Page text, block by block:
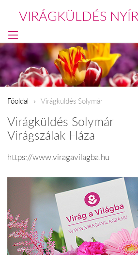
VIRÁGKÜLDÉS
Főoldal Virágküldés Solymár
Virágküldés Solymár
Virágszálak Háza
https://www.viragavilagba.hu